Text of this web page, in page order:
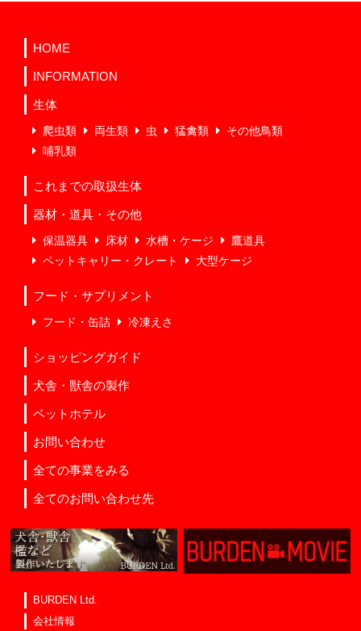
HOME
INFORMATION
生体
爬虫類 両生類 虫 猛禽類
その他鳥類
哺乳類
これまでの取扱生体
器材・道具・その他
保温器具 床材 水槽・ケージ
鷹道具
ペットキャリー・クレート
大型ケージ
フード・サプリメント
フード・缶詰 冷凍えさ
ショッピングガイド
犬舎・獣舎の製作
ペットホテル
お問い合わせ
全ての事業をみる
全てのお問い合わせ先
BURDEN Ltd.
会社情報